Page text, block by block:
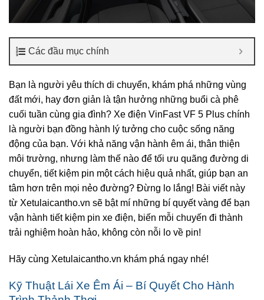
Các đầu mục chính
Bạn là người yêu thích di chuyển, khám phá những vùng
đất mới, hay đơn giản là tận hưởng những buổi cà phê
cuối tuần cùng gia đình? Xe điện VinFast VF 5 Plus chính
là người bạn đồng hành lý tưởng cho cuộc sống năng
động của bạn. Với khả năng vận hành êm ái, thân thiện
môi trường, nhưng làm thế nào để tối ưu quãng đường di
chuyển, tiết kiệm pin một cách hiệu quả nhất, giúp bạn an
tâm hơn trên mọi nẻo đường? Đừng lo lắng! Bài viết này
từ Xetulaicantho.vn sẽ bật mí những bí quyết vàng để bạn
vận hành tiết kiệm pin xe điện, biến mỗi chuyến đi thành
trải nghiệm hoàn hảo, không còn nỗi lo về pin!
Hãy cùng Xetulaicantho.vn khám phá ngay nhé!
Kỹ Thuật Lái Xe Êm Ái – Bí Quyết Cho Hành